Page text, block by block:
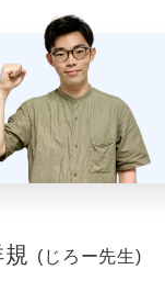
(じろー先生)